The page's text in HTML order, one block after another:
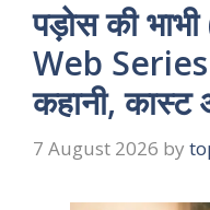
पड़ोस की
Web
कहानी,
7 August 2026 by